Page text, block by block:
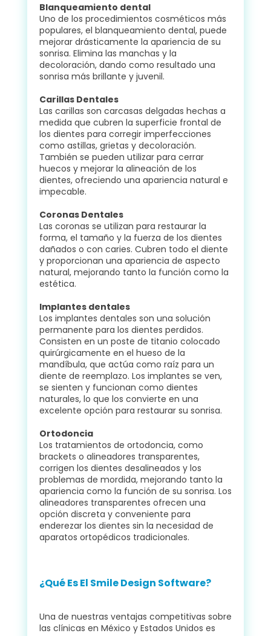
Blanqueamiento dental
Uno de los procedimientos cosméticos más
populares, el blanqueamiento dental, puede
mejorar drásticamente la apariencia de su
sonrisa. Elimina las manchas y la
decoloración, dando como resultado una
sonrisa más brillante y juvenil.
Carillas Dentales
Las carillas son carcasas delgadas hechas a
medida que cubren la superficie frontal de
los dientes para corregir imperfecciones
como astillas, grietas y decoloración.
También se pueden utilizar para cerrar
huecos y mejorar la alineación de los
dientes, ofreciendo una apariencia natural e
impecable.
Coronas Dentales
Las coronas se utilizan para restaurar la
forma, el tamaño y la fuerza de los dientes
dañados o con caries. Cubren todo el diente
y proporcionan una apariencia de aspecto
natural, mejorando tanto la función como la
estética.
Implantes dentales
Los implantes dentales son una solución
permanente para los dientes perdidos.
Consisten en un poste de titanio colocado
quirúrgicamente en el hueso de la
mandíbula, que actúa como raíz para un
diente de reemplazo. Los implantes se ven,
se sienten y funcionan como dientes
naturales, lo que los convierte en una
excelente opción para restaurar su sonrisa.
Ortodoncia
Los tratamientos de ortodoncia, como
brackets o alineadores transparentes,
corrigen los dientes desalineados y los
problemas de mordida, mejorando tanto la
apariencia como la función de su sonrisa. Los
alineadores transparentes ofrecen una
opción discreta y conveniente para
enderezar los dientes sin la necesidad de
aparatos ortopédicos tradicionales.
¿Qué Es El Smile Design Software?
Una de nuestras ventajas competitivas sobre
las clínicas en México y Estados Unidos es